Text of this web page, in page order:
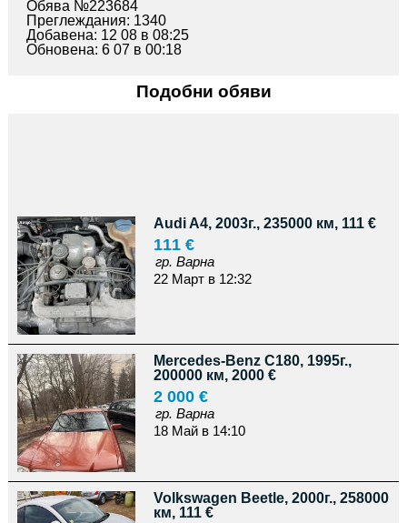
Обява №223684
Преглеждания: 1340
Добавена: 12 08 в 08:25
Обновена: 6 07 в 00:18
Подобни обяви
Audi A4, 2003г., 235000 км, 111 €
111 €
гр. Варна
22 Март в 12:32
Mercedes-Benz C180, 1995г.,
200000 км, 2000 €
2 000 €
гр. Варна
18 Май в 14:10
Volkswagen Beetle, 2000г., 258000
км, 111 €